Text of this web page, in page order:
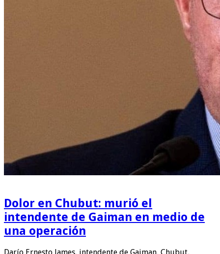
Dolor en Chubut: murió el
intendente de Gaiman en medio de
una operación